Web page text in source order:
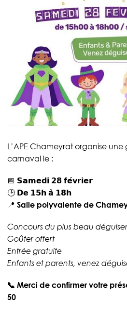
L’APE Chameyrat organise
carnaval le :
📅 𝗦𝗮𝗺𝗲𝗱𝗶 𝟮𝟴 𝗳𝗲́𝘃𝗿𝗶𝗲𝗿
🕒 𝗗𝗲 𝟭𝟱𝗵 𝗮̀ 𝟭𝟴𝗵
📍 Salle polyvalente de
Concours du plus beau
Goûter offert
Entrée gratuite
Enfants et parents, venez
📞 Merci de confirmer votre
50